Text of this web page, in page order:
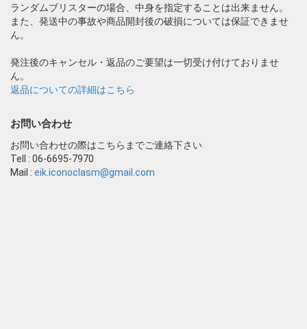
ランダムブリスターの場合、中身を指定することは出来ません。
また、発送中の事故や商品開封後の破損については保証できませ
ん。
発注後のキャンセル・返品のご要望は一切受け付けておりませ
ん。
返品についての詳細はこちら
お問い合わせ
お問い合わせの際はこちらまでご連絡下さい
Tell : 06-6695-7970
Mail : eik.iconoclasm@gmail.com